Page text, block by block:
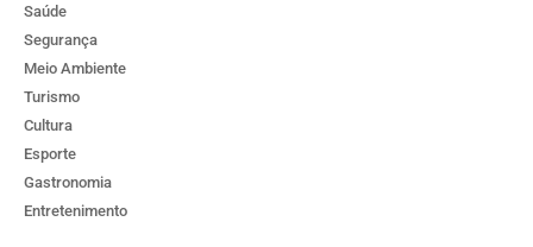
Saúde
Segurança
Meio Ambiente
Turismo
Cultura
Esporte
Gastronomia
Entretenimento